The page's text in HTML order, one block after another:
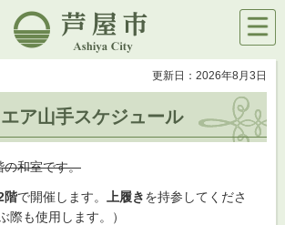
芦屋市
メニ
ュー
更新日：2026年8月3日
ア山手スケジュール
の和室です。
階で開催します。 上履きを持参してくださ
際も使用します。）